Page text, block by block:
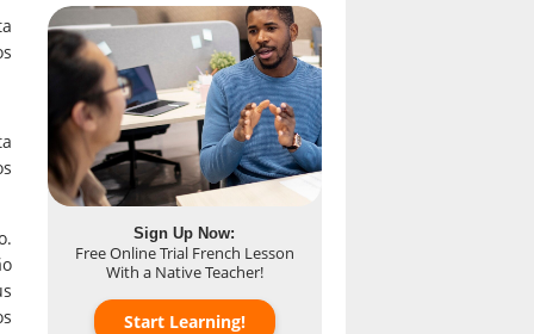
Sign Up Now:
Free Online Trial French Lesson
With a Native Teacher!
Start Learning!